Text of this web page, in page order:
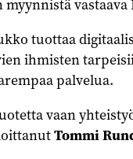
tuottaa
ihmisten
palvelua.
vaan
Tommi